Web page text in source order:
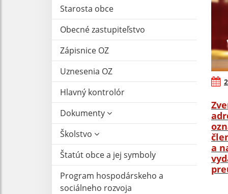
Starosta obce
Obecné zastupiteľstvo
Zápisnice OZ
Uznesenia OZ
Hlavný kontrolór
Dokumenty
Školstvo
Štatút obce a jej symboly
Program hospodárskeho a
sociálneho rozvoja
a